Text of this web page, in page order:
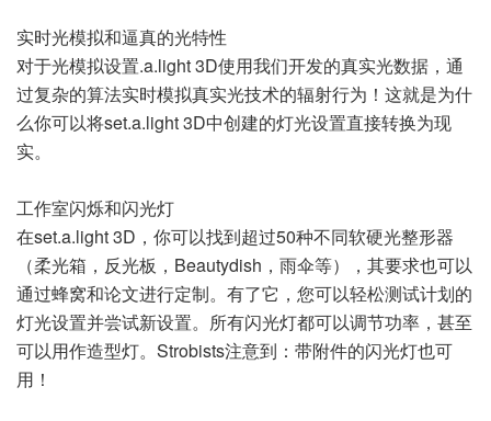
实时光模拟和逼真的光特性
对于光模拟设置.a.light 3D使用我们开发的真实光数据，通
过复杂的算法实时模拟真实光技术的辐射行为！这就是为什
么你可以将set.a.light 3D中创建的灯光设置直接转换为现
实。
工作室闪烁和闪光灯
在set.a.light 3D，你可以找到超过50种不同软硬光整形器
（柔光箱，反光板，Beautydish，雨伞等），其要求也可以
通过蜂窝和论文进行定制。有了它，您可以轻松测试计划的
灯光设置并尝试新设置。所有闪光灯都可以调节功率，甚至
可以用作造型灯。Strobists注意到：带附件的闪光灯也可
用！